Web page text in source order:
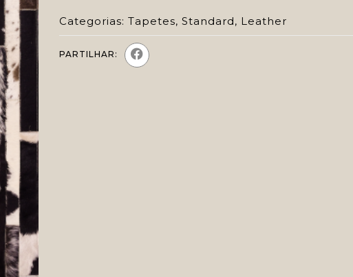
Categorias: Tapetes, Standard, Leather
PARTILHAR: